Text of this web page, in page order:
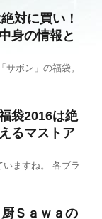
対に買い！
身の情報と
サボン」の福袋。
袋2016は絶
るマストア
ますね。 各ブラ
Ｓａｗａの